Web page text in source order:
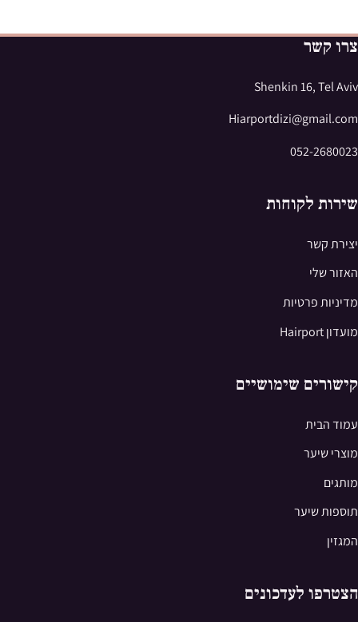
צרו קשר
Shenkin 16, Tel Aviv
Hiarportdizi@gmail.com
052-2680023
שירות לקוחות
יצירת קשר
האזור שלי
מדיניות פרטיות
מועדון Hairport
קישורים שימושיים
עמוד הבית
מוצרי שיער
מותגים
תוספות שיער
המגזין
הצטרפו לעדכונים